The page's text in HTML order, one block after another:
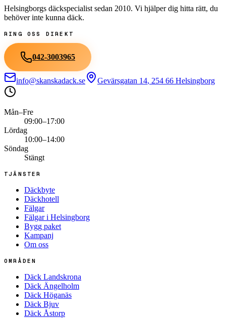
Helsingborgs däckspecialist sedan 2010. Vi hjälper dig hitta rätt, du
behöver inte kunna däck.
RING OSS DIREKT
042-3003965
info@skanskadack.se Gevärsgatan 14, 254 66 Helsingborg
Mån–Fre
09:00–17:00
Lördag
10:00–14:00
Söndag
Stängt
TJÄNSTER
Däckbyte
Däckhotell
Fälgar
Fälgar i Helsingborg
Bygg paket
Kampanj
Om oss
OMRÅDEN
Däck Landskrona
Däck Ängelholm
Däck Höganäs
Däck Bjuv
Däck Åstorp